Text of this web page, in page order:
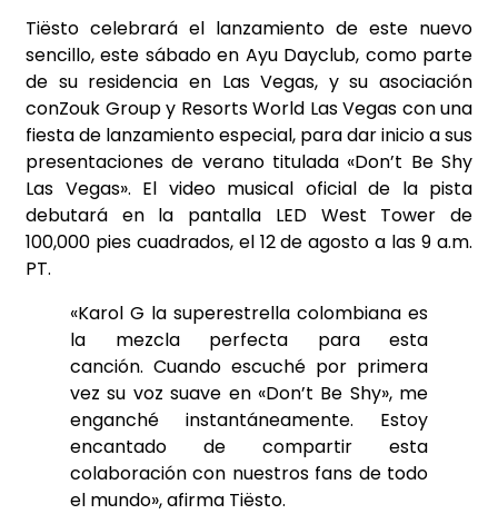
Tiësto celebrará el lanzamiento de este nuevo
sencillo, este sábado en Ayu Dayclub, como parte
de su residencia en Las Vegas, y su asociación
conZouk Group y Resorts World Las Vegas con una
fiesta de lanzamiento especial, para dar inicio a sus
presentaciones de verano titulada «Don’t Be Shy
Las Vegas». El video musical oficial de la pista
debutará en la pantalla LED West Tower de
100,000 pies cuadrados, el 12 de agosto a las 9 a.m.
PT.
«Karol G la superestrella colombiana es
la mezcla perfecta para esta
canción. Cuando escuché por primera
vez su voz suave en «Don’t Be Shy», me
enganché instantáneamente. Estoy
encantado de compartir esta
colaboración con nuestros fans de todo
el mundo», afirma Tiësto.